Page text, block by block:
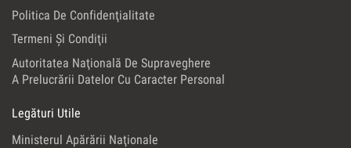
Politica De Confidenţialitate
Termeni Şi Condiţii
Autoritatea Naţională De Supraveghere
A Prelucrării Datelor Cu Caracter Personal
Legături Utile
Ministerul Apărării Naţionale